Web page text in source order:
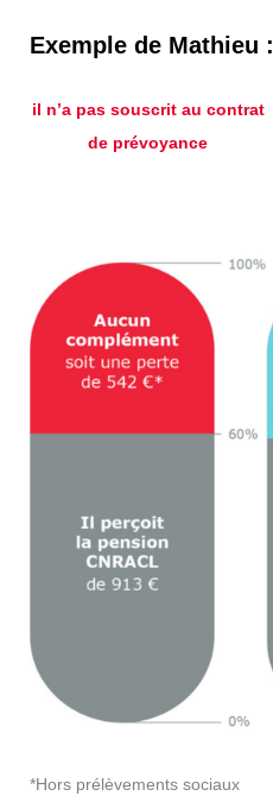
Exemple de Mathieu :
il n’a pas souscrit au contrat
de prévoyance
*Hors prélèvements sociaux